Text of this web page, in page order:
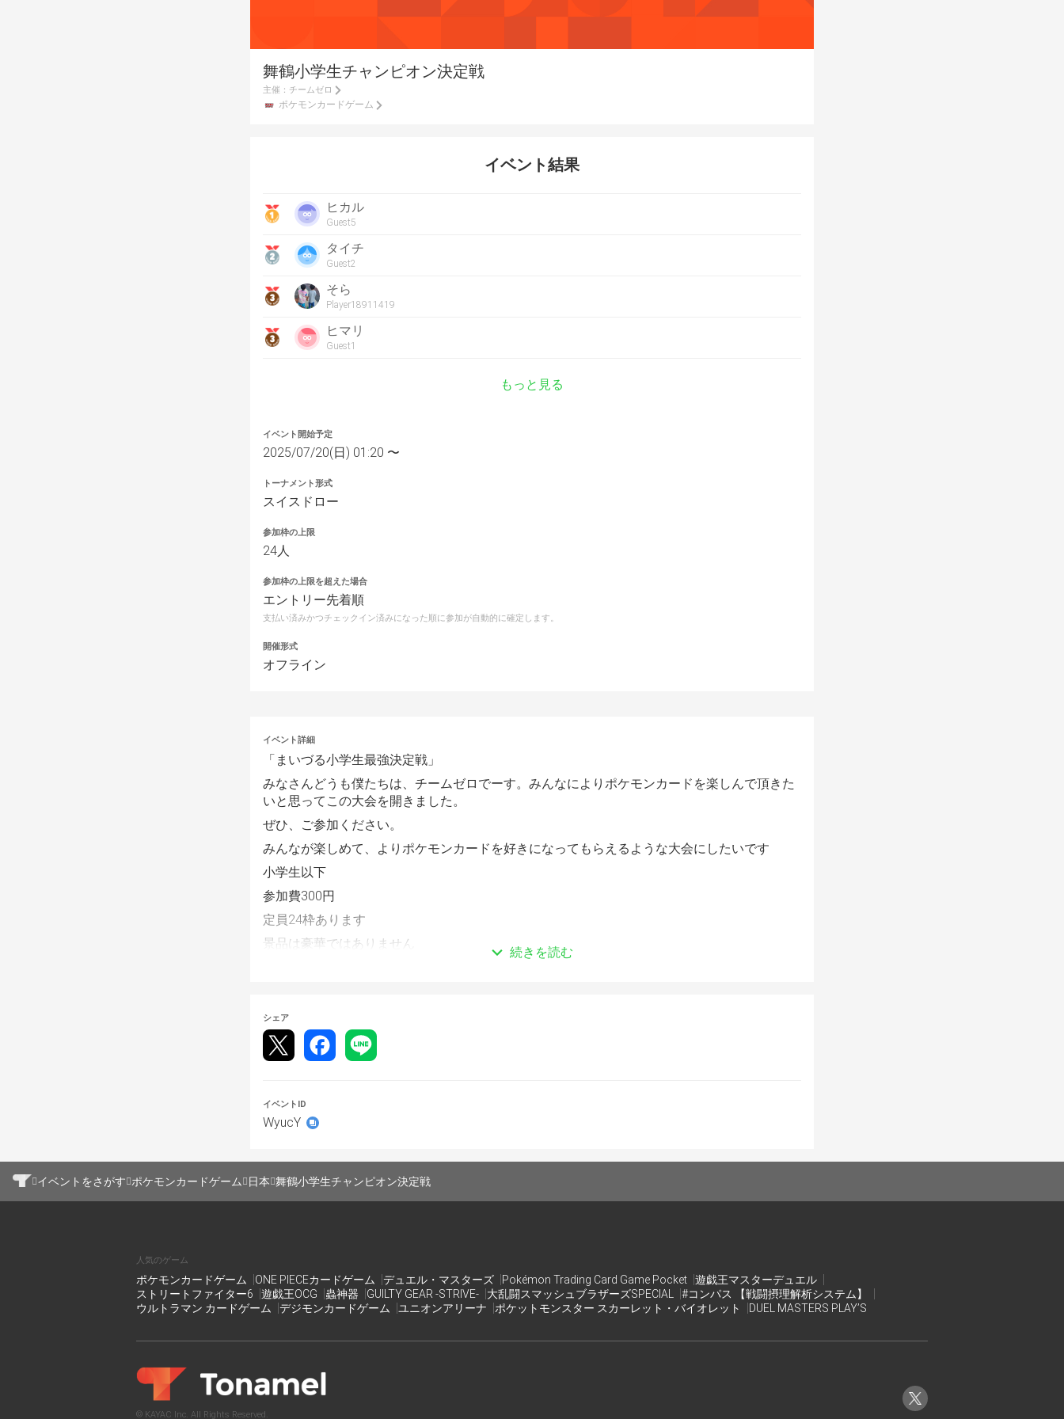
舞鶴小学生チャンピオン決定戦
主催： チームゼロ
ポケモンカードゲーム
イベント結果
ヒカル
Guest5
タイチ
Guest2
そら
Player18911419
ヒマリ
Guest1
もっと見る
イベント開始予定
2025/07/20(日) 01:20 〜
トーナメント形式
スイスドロー
参加枠の上限
24人
参加枠の上限を超えた場合
エントリー先着順
支払い済みかつチェックイン済みになった順に参加が自動的に確定します。
開催形式
オフライン
イベント詳細
「まいづる小学生最強決定戦」
みなさんどうも僕たちは、チームゼロでーす。みんなによりポケモンカードを楽しんで頂きた
いと思ってこの大会を開きました。
ぜひ、ご参加ください。
みんなが楽しめて、よりポケモンカードを好きになってもらえるような大会にしたいです
小学生以下
参加費300円
定員24枠あります
景品は豪華ではありません
行います
レギュレーションはスタンダードレギュレーションとします。
開催日までに発売されたG・H・Iのカードが対象です。
デッキの変更、交換不可
制限時間25分。
制限時間内に決着がつかなかった場合は、終了コールがあった時点の後攻の番まで対戦を行い
ます。
後攻の番までプレイしても決着がつかなかった場合は、サイドが2枚以下のプレイヤーが勝ち
になります。
・互いのサイドが3枚以上→先にサイドが2枚以下となったプレイヤーの勝ち
上位3名には少しだけレアな
続きを読む
シェア
イベントID
WyucY
イベントをさがす ポケモンカードゲーム 日本 舞鶴小学生チャンピオン決定戦
人気のゲーム
ポケモンカードゲーム ONE PIECEカードゲーム デュエル・マスターズ Pokémon Trading Card Game Pocket
遊戯王マスターデュエル
ストリートファイター6
遊戯王OCG 蟲神器 GUILTY GEAR -STRIVE- 大乱闘スマッシュブラザーズSPECIAL
#コンパス 【戦闘摂理解析システム】
ウルトラマン カードゲーム
デジモンカードゲーム ユニオンアリーナ ポケットモンスター スカーレット・バイオレット DUEL MASTERS PLAY’S
© KAYAC Inc. All Rights Reserved.